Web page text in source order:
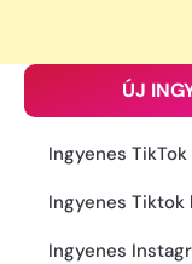
ÚJ
Ingyenes
Ingyenes Tiktok
Ingyenes